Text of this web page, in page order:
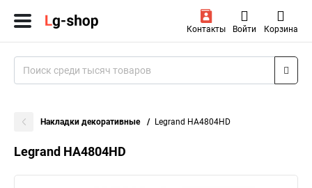
Контакты Войти Корзина
Накладки декоративные Legrand HA4804HD
Legrand HA4804HD